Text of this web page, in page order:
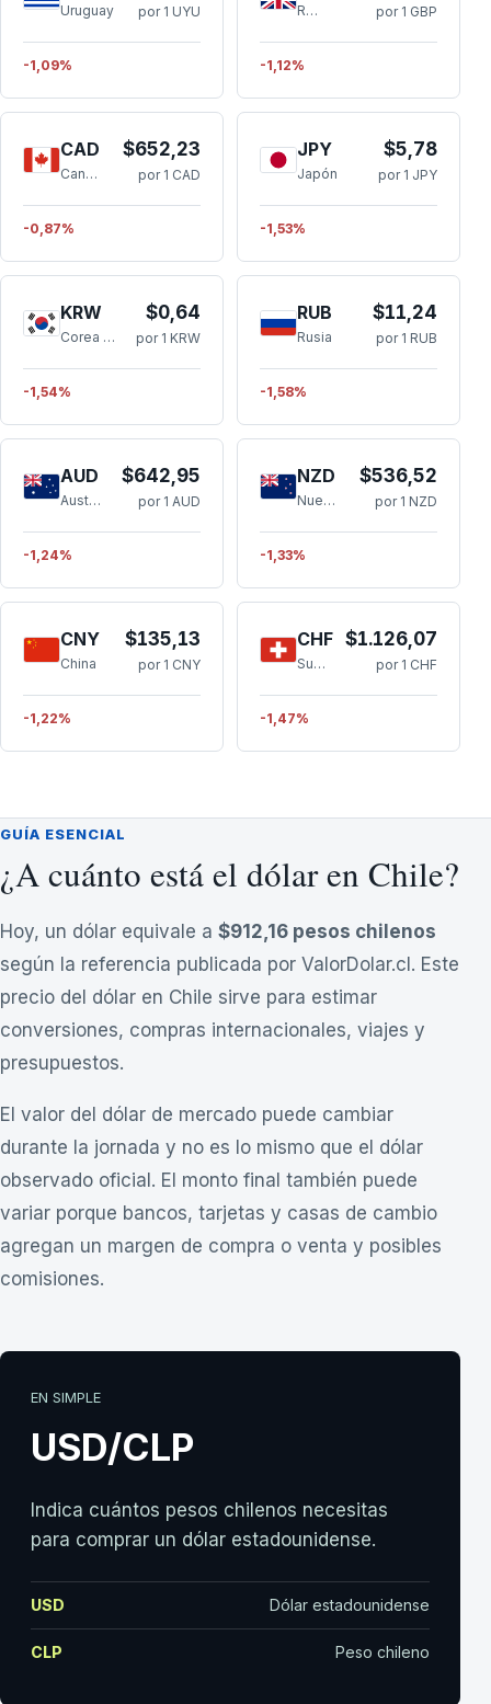
Uruguay por 1 UYU
-1,09%
Reino Unido por 1 GBP
-1,12%
CAD
Canadá
$652,23
por 1 CAD
-0,87%
JPY
Japón
$5,78
por 1 JPY
-1,53%
KRW
Corea del Sur
$0,64
por 1 KRW
-1,54%
RUB
Rusia
$11,24
por 1 RUB
-1,58%
AUD
Australia
$642,95
por 1 AUD
-1,24%
NZD
Nueva Zelanda
$536,52
por 1 NZD
-1,33%
CNY
China
$135,13
por 1 CNY
-1,22%
CHF
Suiza
$1.126,07
por 1 CHF
-1,47%
GUÍA ESENCIAL
¿A cuánto está el dólar en Chile?
Hoy, un dólar equivale a $912,16 pesos chilenos
según la referencia publicada por ValorDolar.cl. Este
precio del dólar en Chile sirve para estimar
conversiones, compras internacionales, viajes y
presupuestos.
El valor del dólar de mercado puede cambiar
durante la jornada y no es lo mismo que el dólar
observado oficial. El monto final también puede
variar porque bancos, tarjetas y casas de cambio
agregan un margen de compra o venta y posibles
comisiones.
EN SIMPLE
USD/CLP
Indica cuántos pesos chilenos necesitas
para comprar un dólar estadounidense.
USD Dólar estadounidense
CLP Peso chileno